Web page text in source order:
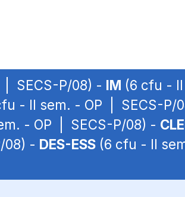
| SECS-P/08) - IM (6 cfu -
- II sem. - OP | SECS-P/
- OP | SECS-P/08) -
08) - DES-ESS (6 cfu - II